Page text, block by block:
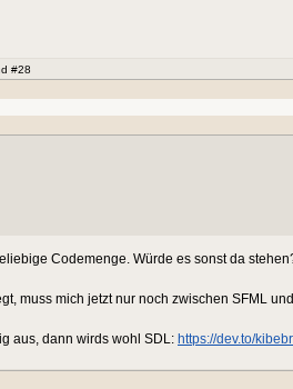
#28
Codemenge. Würde es sonst da
muss mich jetzt nur noch zwischen SFML
aus, dann wirds wohl SDL: https://dev.to/